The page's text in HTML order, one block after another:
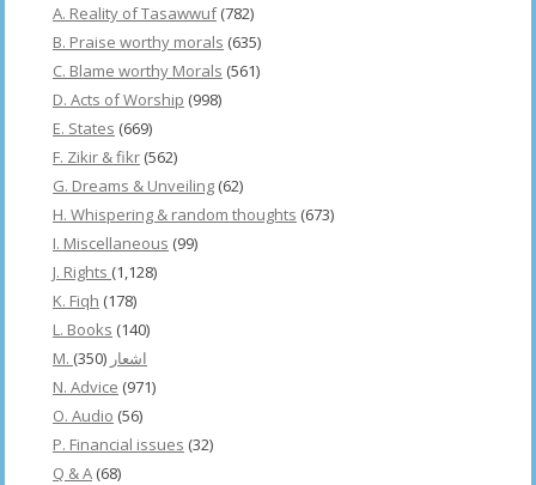
A. Reality of Tasawwuf(782)
B. Praise worthy morals (635)
C. Blame worthy Morals (561)
D. Acts of Worship (998)
E. States (669)
F. Zikir & fikr (562)
G. Dreams & Unveiling (62)
H. Whispering & random thoughts (673)
I. Miscellaneous (99)
J. Rights (1,128)
K. Fiqh (178)
L. Books (140)
M. اشعار (350)
N. Advice (971)
O. Audio (56)
P. Financial issues (32)
Q & A (68)